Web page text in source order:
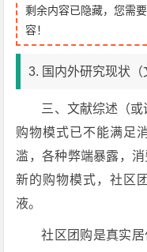
剩余内容已隐藏，您需
容！
3. 国内外研究现状（
三、文献综述（
购物模式已不能满足
滥，各种弊端暴露，
新的购物模式，社区
液。
社区团购是真实